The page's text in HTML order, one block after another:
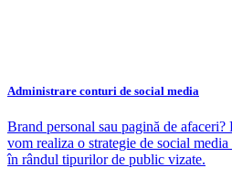
Administrare conturi de social media
Brand personal sau pagină de
vom realiza o strategie de social
în rândul tipurilor de public vizate.